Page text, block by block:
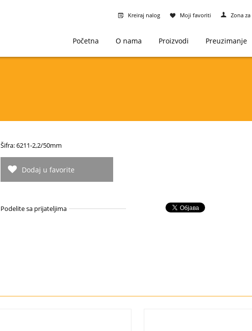
Kreiraj nalog Moji favoriti Zona
Početna O nama Proizvodi Preuzimanje
Šifra: 6211-2,2/50mm
Dodaj u favorite
Podelite sa prijateljima